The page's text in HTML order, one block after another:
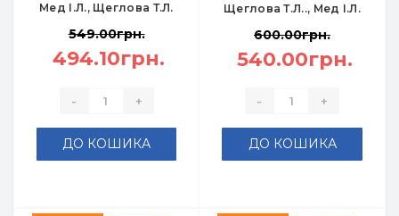
Мед І.Л., Щеглова Т.Л.
549.00грн.
494.10грн.
- +
ДО КОШИКА
Щеглова Т.Л.., Мед І.Л.
600.00грн.
540.00грн.
- +
ДО КОШИКА